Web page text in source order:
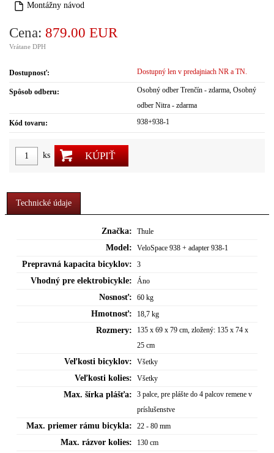
Montážny návod
Cena: 879.00 EUR
Vrátane DPH
Dostupnosť: Dostupný len v predajniach NR a TN.
Spôsob odberu:
Osobný odber Trenčín - zdarma, Osobný
odber Nitra - zdarma
Kód tovaru: 938+938-1
ks KÚPIŤ
Technické údaje
Značka: Thule
Model: VeloSpace 938 + adapter 938-1
Prepravná kapacita bicyklov: 3
Vhodný pre elektrobicykle: Áno
Nosnosť: 60 kg
Hmotnosť: 18,7 kg
Rozmery:
135 x 69 x 79 cm, zložený: 135 x 74 x
25 cm
Veľkosti bicyklov: Všetky
Veľkosti kolies: Všetky
Max. šírka plášťa:
3 palce, pre plášte do 4 palcov remene v
príslušenstve
Max. priemer rámu bicykla: 22 - 80 mm
Max. rázvor kolies: 130 cm